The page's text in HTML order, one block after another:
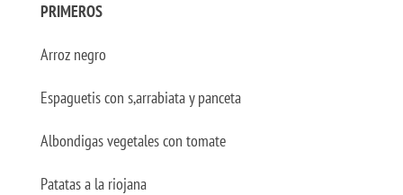
PRIMEROS
Arroz negro
Espaguetis con s,arrabiata y panceta
Albondigas vegetales con tomate
Patatas a la riojana